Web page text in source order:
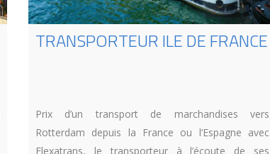
TRANSPORTEUR ILE DE FRANCE
Prix d’un transport de marchandises vers
Rotterdam depuis la France ou l’Espagne avec
Flexatrans, le transporteur à l’écoute de ses